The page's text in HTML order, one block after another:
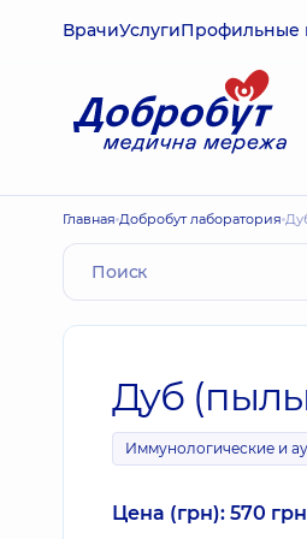
ВрачиУслугиПрофильные
Главная Добробут лаборатория
Дуб
Иммунологические и
Цена (грн): 570 грн